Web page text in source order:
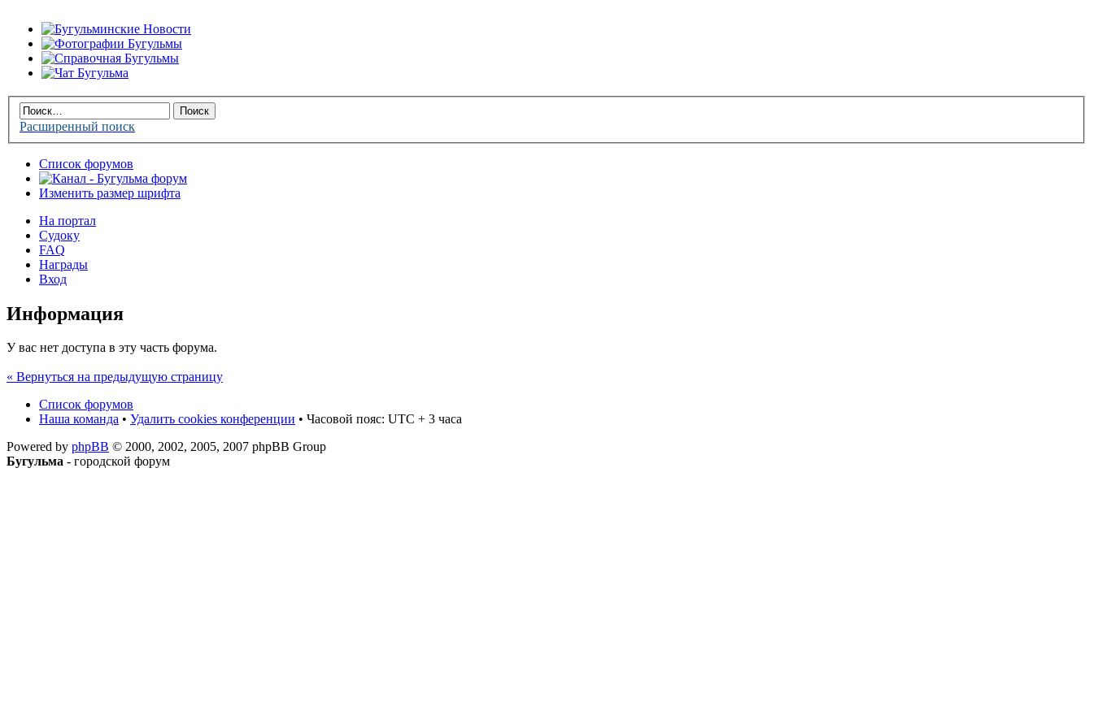
Расширенный поиск
Список форумов
Изменить размер шрифта
На портал
Судоку
FAQ
Награды
Вход
Информация
У вас нет доступа в эту часть форума.
« Вернуться на предыдущую страницу
Список форумов
Наша команда • Удалить cookies конференции • Часовой пояс: UTC + 3 часа
Powered by phpBB © 2000, 2002, 2005, 2007 phpBB Group
Бугульма - городской форум